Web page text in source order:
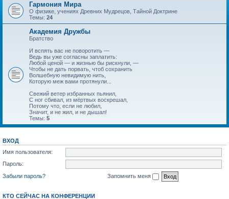
Гармония Мира
О физике, учениях Древних Мудрецов, Тайной Доктрине
Темы: 24
Академия Дружбы
Братство
И вспять вас не поворотить —
Ведь вы уже согласны заплатить:
Любой ценой — и жизнью бы рискнули, —
Чтобы не дать порвать, чтоб сохранить
Волшебную невидимую нить,
Которую меж вами протянули...
Свежий ветер избранных пьянил,
С ног сбивал, из мёртвых воскрешал,
Потому что, если не любил,
Значит, и не жил, и не дышал!
Темы: 5
ВХОД
Имя пользователя:
Пароль:
Забыли пароль?
Запомнить меня
КТО СЕЙЧАС НА КОНФЕРЕНЦИИ